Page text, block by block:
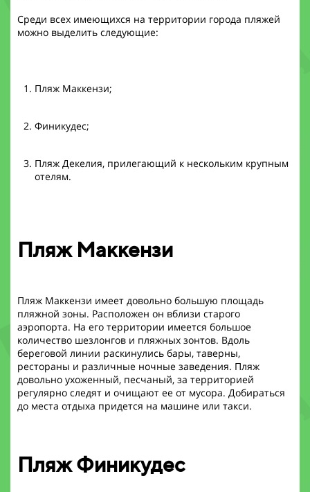
Среди всех имеющихся на территории города пляжей
можно выделить следующие:
Пляж Маккензи;
Финикудес;
Пляж Декелия, прилегающий к нескольким крупным
отелям.
Пляж Маккензи
Пляж Маккензи имеет довольно большую площадь
пляжной зоны. Расположен он вблизи старого
аэропорта. На его территории имеется большое
количество шезлонгов и пляжных зонтов. Вдоль
береговой линии раскинулись бары, таверны,
рестораны и различные ночные заведения. Пляж
довольно ухоженный, песчаный, за территорией
регулярно следят и очищают ее от мусора. Добираться
до места отдыха придется на машине или такси.
Пляж Финикудес